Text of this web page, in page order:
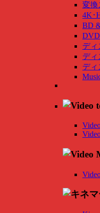
変換
4K･
BD
デ
ディ
デ